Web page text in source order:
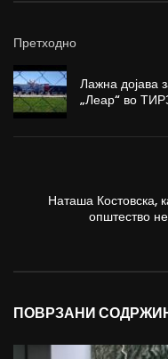
Претходно
Лажна дојава
„Леар“ во
Наташа Костовска,
општество
ПОВРЗАНИ